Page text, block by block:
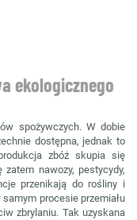
ekologicznego
spożywczych. W dobie
dostępna, jednak to
zbóż skupia się
nawozy, pestycydy,
przenikają do rośliny i
procesie przemiału
zbrylaniu. Tak uzyskana